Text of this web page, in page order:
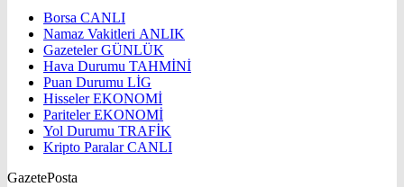
Borsa CANLI
Namaz Vakitleri ANLIK
GazetelerGÜNLÜK
Hava Durumu TAHMİNİ
Puan Durumu LİG
HisselerEKONOMİ
ParitelerEKONOMİ
Yol Durumu TRAFİK
Kripto ParalarCANLI
GazetePosta